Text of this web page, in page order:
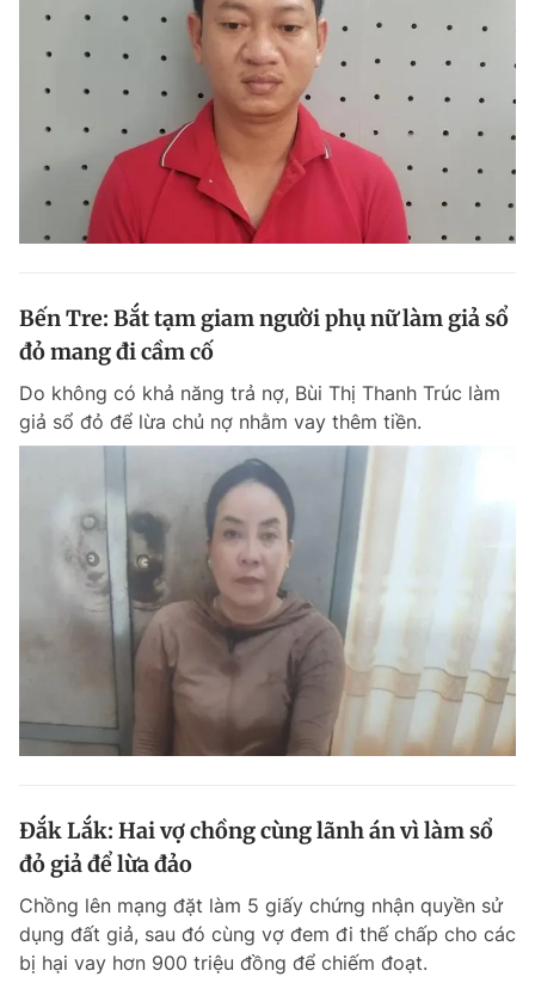
Bến Tre: Bắt tạm giam người phụ nữ làm giả sổ
đỏ mang đi cầm cố
Do không có khả năng trả nợ, Bùi Thị Thanh Trúc làm
giả sổ đỏ để lừa chủ nợ nhằm vay thêm tiền.
Đắk Lắk: Hai vợ chồng cùng lãnh án vì làm sổ
đỏ giả để lừa đảo
Chồng lên mạng đặt làm 5 giấy chứng nhận quyền sử
dụng đất giả, sau đó cùng vợ đem đi thế chấp cho các
bị hại vay hơn 900 triệu đồng để chiếm đoạt.